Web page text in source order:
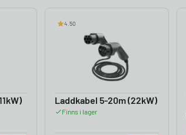
4.50
Laddkabel 5-20m (22kW)
Finns i lager